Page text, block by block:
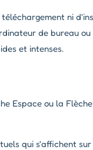
ni
de bureau
et intenses.
Espace ou la
qui s'affichent